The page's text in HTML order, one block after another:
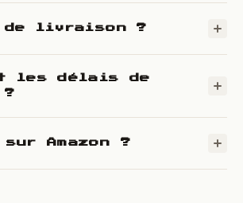
de livraison ?
les délais de
Amazon ?